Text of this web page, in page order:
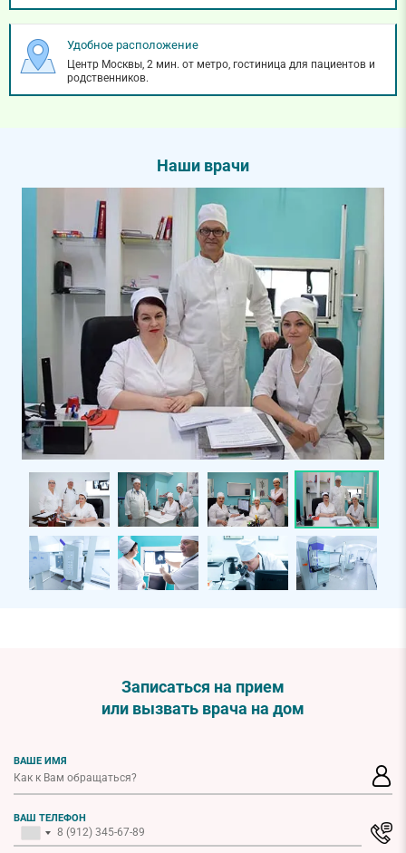
Удобное расположение
Центр Москвы, 2 мин. от метро, гостиница для пациентов и
родственников.
Наши врачи
Записаться на прием
или вызвать врача на дом
ВАШЕ ИМЯ
ВАШ ТЕЛЕФОН